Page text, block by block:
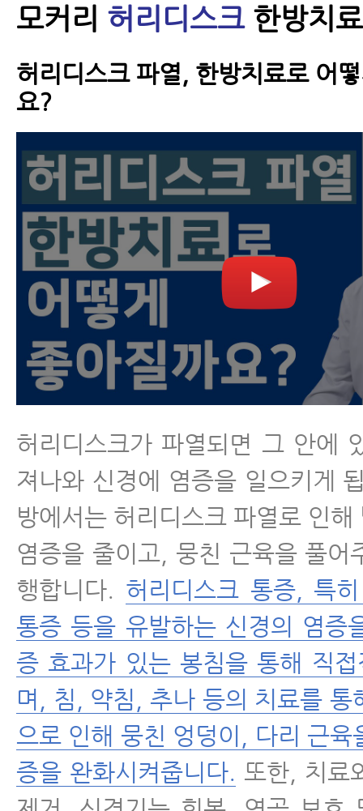
모커리 허리디스크한방치료
허리디스크 파열, 한방치료로 어
요?
허리디스크가 파열되면 그 안에
져나와 신경에 염증을 일으키게
방에서는 허리디스크 파열로 인해
염증을 줄이고, 뭉친 근육을 풀어
행합니다. 허리디스크 통증, 특
통증 등을 유발하는 신경의 염증
증 효과가 있는 봉침을 통해 직
며, 침, 약침, 추나 등의 치료를 통
으로 인해 뭉친 엉덩이, 다리 근육
증을 완화시켜줍니다. 또한, 치료